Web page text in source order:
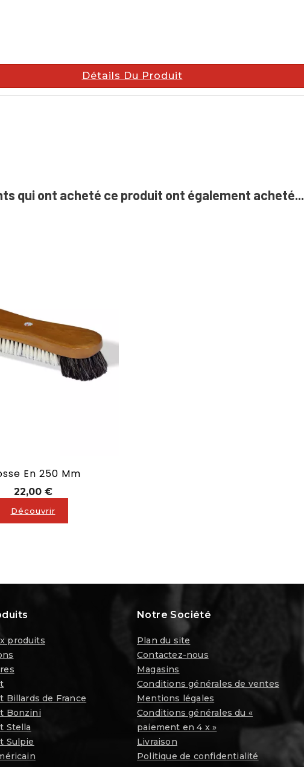
Détails Du Produit
qui ont acheté ce produit ont également acheté...
En 250 Mm
22,00 €Prix
Découvrir
produits
Billards de France
Bonzini
Stella
Sulpie
Notre Société
Plan du site
Contactez-nous
Magasins
Conditions générales de ventes
Mentions légales
Conditions générales du «
paiement en 4 x »
Livraison
Politique de confidentialité